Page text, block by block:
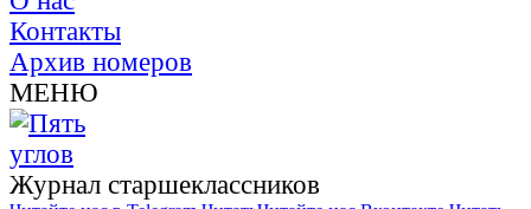
Контакты
Архив номеров
МЕНЮ
Журнал старшекласcников